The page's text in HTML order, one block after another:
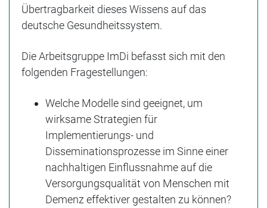
Übertragbarkeit dieses Wissens auf das
deutsche Gesundheitssystem.
Die Arbeitsgruppe ImDi befasst sich mit den
folgenden Fragestellungen:
Welche Modelle sind geeignet, um
wirksame Strategien für
Implementierungs- und
Disseminationsprozesse im Sinne einer
nachhaltigen Einflussnahme auf die
Versorgungsqualität von Menschen mit
Demenz effektiver gestalten zu können?